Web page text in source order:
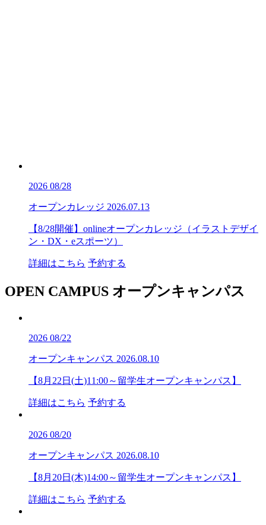
2026 08/28
オープンカレッジ 2026.07.13
【8/28開催】onlineオープンカレッジ（イラストデザイ
ン・DX・eスポーツ）
詳細はこちら 予約する
OPEN CAMPUS オープンキャンパス
2026 08/22
オープンキャンパス 2026.08.10
【8月22日(土)11:00～留学生オープンキャンパス】
詳細はこちら 予約する
2026 08/20
オープンキャンパス 2026.08.10
【8月20日(木)14:00～留学生オープンキャンパス】
詳細はこちら 予約する